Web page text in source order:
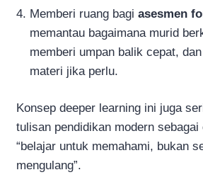
Memberi ruang bagiasesmen
memantau bagaimana murid
memberi umpan balik cepat,
materi jika perlu.
Konsep deeper learning ini juga
tulisan pendidikan modern
“belajar untuk memahami, bukan
mengulang”.